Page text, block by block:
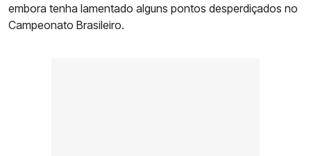
embora tenha lamentado alguns pontos desperdiçados no
Campeonato Brasileiro.